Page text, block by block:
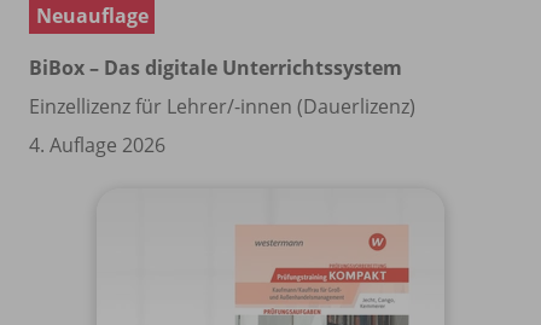
Neuauflage
BiBox – Das digitale Unterrichtssystem
Einzellizenz für Lehrer/-innen (Dauerlizenz)
4. Auflage 2026